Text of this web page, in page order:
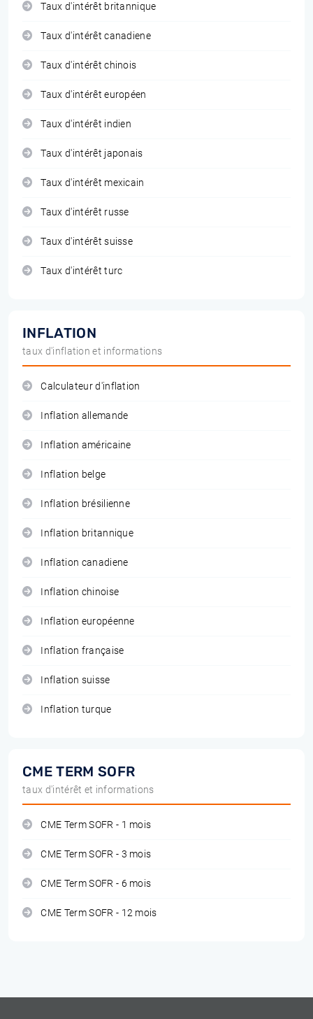
Taux d'intérêt britannique
Taux d'intérêt canadiene
Taux d'intérêt chinois
Taux d'intérêt européen
Taux d'intérêt indien
Taux d'intérêt japonais
Taux d'intérêt mexicain
Taux d'intérêt russe
Taux d'intérêt suisse
Taux d'intérêt turc
INFLATION
taux d'inflation et informations
Calculateur d'inflation
Inflation allemande
Inflation américaine
Inflation belge
Inflation brésilienne
Inflation britannique
Inflation canadiene
Inflation chinoise
Inflation européenne
Inflation française
Inflation suisse
Inflation turque
CME TERM SOFR
taux d'intérêt et informations
CME Term SOFR - 1 mois
CME Term SOFR - 3 mois
CME Term SOFR - 6 mois
CME Term SOFR - 12 mois